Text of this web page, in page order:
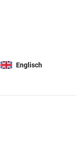
Englisch